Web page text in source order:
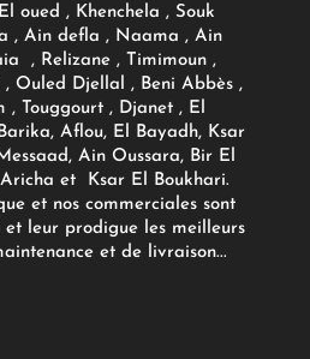
oued , Khenchela , Souk
, Ain defla , Naama , Ain
, Relizane , Timimoun ,
Ouled Djellal , Beni Abbès ,
, Touggourt , Djanet , El
Aflou, El Bayadh, Ksar
Ain Oussara, Bir El
et Ksar El Boukhari.
et nos commerciales sont
et leur prodigue les meilleurs
et de livraison...